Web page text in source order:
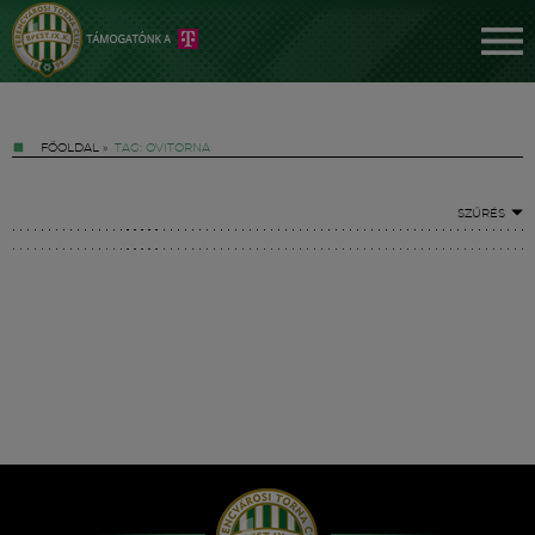
FŐOLDAL » TAG: OVITORNA
SZŰRÉS
Hírek